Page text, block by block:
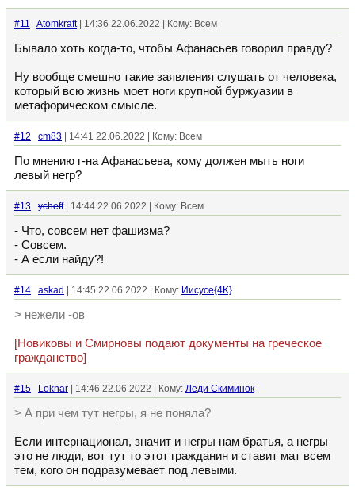
#11 Atomkraft| 14:36 22.06.2022 | Кому: Всем
Бывало хоть когда-то, чтобы Афанасьев говорил правду?
Ну вообще смешно такие заявления слушать от человека,
который всю жизнь моет ноги крупной буржуазии в
метафорическом смысле.
#12 cm83 | 14:41 22.06.2022 | Кому: Всем
По мнению г-на Афанасьева, кому должен мыть ноги
левый негр?
#13 ycheff| 14:44 22.06.2022 | Кому: Всем
- Что, совсем нет фашизма?
- Совсем.
- А если найду?!
#14 askad | 14:45 22.06.2022 | Кому: Иисусе{4K}
> нежели -ов
[Новиковы и Смирновы подают документы на греческое
гражданство]
#15 Loknar | 14:46 22.06.2022 | Кому: Леди Скиминок
> А при чем тут негры, я не поняла?
Если интернационал, значит и негры нам братья, а негры
это не люди, вот тут то этот гражданин и ставит мат всем
тем, кого он подразумевает под левыми.